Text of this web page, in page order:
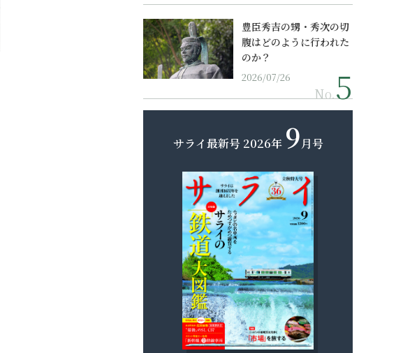
豊臣秀吉の甥・秀次の切
腹はどのように行われた
のか？
2026/07/26
No.
サライ最新号 2026年 9月号